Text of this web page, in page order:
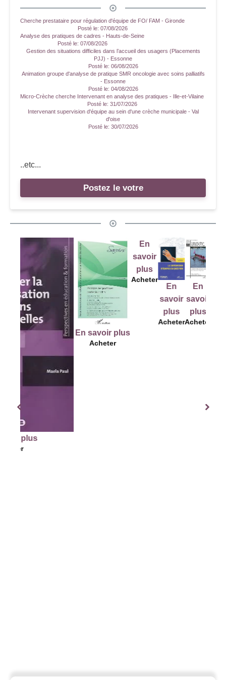
Cherche prestataire pour régulation d'équipe de FO/ FAM - Gironde
Posté le: 07/08/2026
Analyse des pratiques de cadres - Hauts-de-Seine
Posté le: 07/08/2026
Gestion des situations difficiles dans l’accueil des usagers (Placements
PJJ) - Essonne
Posté le: 06/08/2026
Animation groupe d'analyse de pratique SMR oncologie avec soins palliatifs
- Essonne
Posté le: 04/08/2026
Micro-Crèche cherche Intervenant en analyse des pratiques - Ille-et-Vilaine
Posté le: 31/07/2026
Intervenant supervision d'équipe au sein d'une crèche municipale - Val
d'oise
Posté le: 30/07/2026
..etc...
Postez le votre
En savoir plus
En
savoir
plus
Acheter
En
savoir
plus
Acheter
En
savoir
plus
Acheter